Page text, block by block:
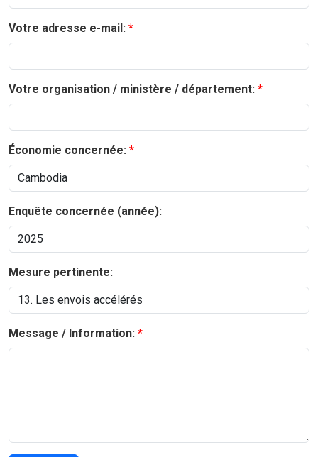
Votre adresse e-mail:
Votre organisation / ministère / département:
Économie concernée:
Enquête concernée (année):
Mesure pertinente:
Message / Information: